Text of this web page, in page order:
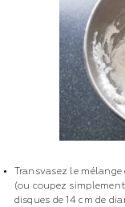
Transvasez le
(ou coupez
disques de 14 cm de